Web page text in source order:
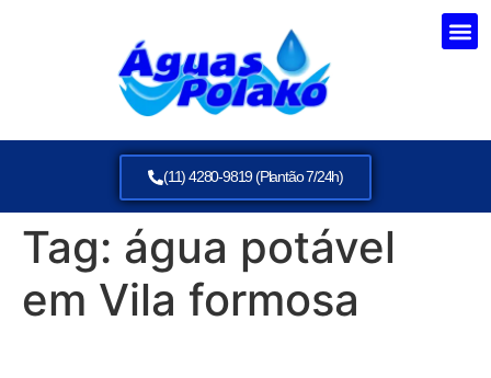
(11) 4280-9819 (Plantão 7/24h)
Tag: água potável
em Vila formosa